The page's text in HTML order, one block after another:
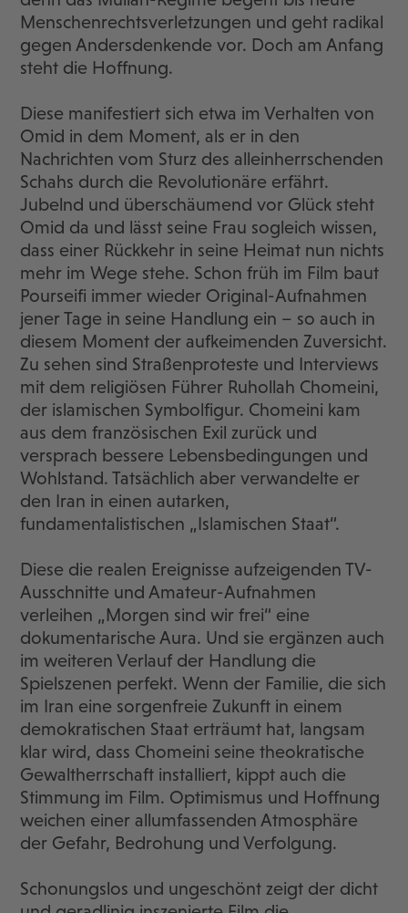
Menschenrechtsverletzungen und geht radikal
gegen Andersdenkende vor. Doch am Anfang
steht die Hoffnung.
Diese manifestiert sich etwa im Verhalten von
Omid in dem Moment, als er in den
Nachrichten vom Sturz des alleinherrschenden
Schahs durch die Revolutionäre erfährt.
Jubelnd und überschäumend vor Glück steht
Omid da und lässt seine Frau sogleich wissen,
dass einer Rückkehr in seine Heimat nun nichts
mehr im Wege stehe. Schon früh im Film baut
Pourseifi immer wieder Original-Aufnahmen
jener Tage in seine Handlung ein – so auch in
diesem Moment der aufkeimenden Zuversicht.
Zu sehen sind Straßenproteste und Interviews
mit dem religiösen Führer Ruhollah Chomeini,
der islamischen Symbolfigur. Chomeini kam
aus dem französischen Exil zurück und
versprach bessere Lebensbedingungen und
Wohlstand. Tatsächlich aber verwandelte er
den Iran in einen autarken,
fundamentalistischen „Islamischen Staat“.
Diese die realen Ereignisse aufzeigenden TV-
Ausschnitte und Amateur-Aufnahmen
verleihen „Morgen sind wir frei“ eine
dokumentarische Aura. Und sie ergänzen auch
im weiteren Verlauf der Handlung die
Spielszenen perfekt. Wenn der Familie, die sich
im Iran eine sorgenfreie Zukunft in einem
demokratischen Staat erträumt hat, langsam
klar wird, dass Chomeini seine theokratische
Gewaltherrschaft installiert, kippt auch die
Stimmung im Film. Optimismus und Hoffnung
weichen einer allumfassenden Atmosphäre
der Gefahr, Bedrohung und Verfolgung.
Schonungslos und ungeschönt zeigt der dicht